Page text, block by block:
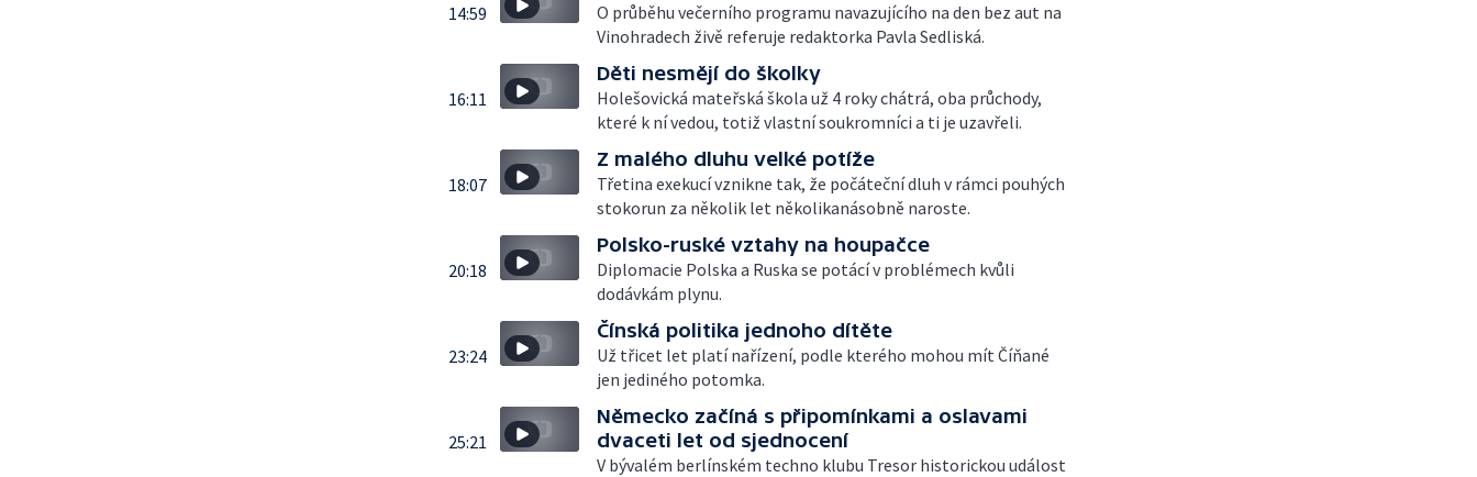
14:59
O průběhu večerního programu navazujícího na den bez aut na
Vinohradech živě referuje redaktorka Pavla Sedliská.
16:11
Děti nesmějí do školky
Holešovická mateřská škola už 4 roky chátrá, oba průchody,
které k ní vedou, totiž vlastní soukromníci a ti je uzavřeli.
18:07
Z malého dluhu velké potíže
Třetina exekucí vznikne tak, že počáteční dluh v rámci pouhých
stokorun za několik let několikanásobně naroste.
20:18
Polsko-ruské vztahy na houpačce
Diplomacie Polska a Ruska se potácí v problémech kvůli
dodávkám plynu.
23:24
Čínská politika jednoho dítěte
Už třicet let platí nařízení, podle kterého mohou mít Číňané
jen jediného potomka.
25:21
Německo začíná s připomínkami a oslavami
dvaceti let od sjednocení
V bývalém berlínském techno klubu Tresor historickou událost